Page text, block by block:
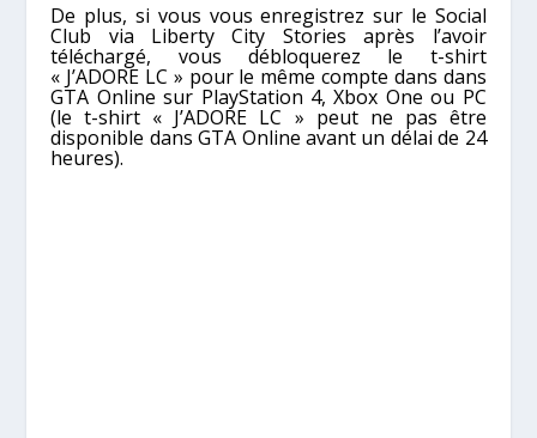
De plus, si vous vous enregistrez sur le Social
Club via Liberty City Stories après l’avoir
téléchargé, vous débloquerez le t-shirt
« J’ADORE LC » pour le même compte dans dans
GTA Online sur PlayStation 4, Xbox One ou PC
(le t-shirt « J’ADORE LC » peut ne pas être
disponible dans GTA Online avant un délai de 24
heures).